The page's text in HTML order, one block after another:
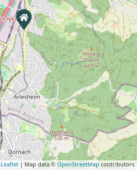
Leaflet | Map data ©OpenStreetMap contributors